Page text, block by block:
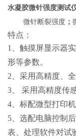
水凝胶微针强度测试
微针断裂强度 ；
特点：
1、 触摸屏显示器
形等参数。
2、 采用高精度、
3、
采用高精度传
4、标配微型打印
5、选配电脑控制
表、处理软件对试